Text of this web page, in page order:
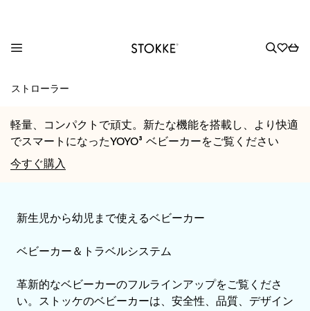
ストローラー
軽量、コンパクトで頑丈。新たな機能を搭載し、より快適
でスマートになったYOYO³ ベビーカーをご覧ください
今すぐ購入
新生児から幼児まで使えるベビーカー
ベビーカー＆トラベルシステム
革新的なベビーカーのフルラインアップをご覧くださ
い。ストッケのベビーカーは、安全性、品質、デザイン